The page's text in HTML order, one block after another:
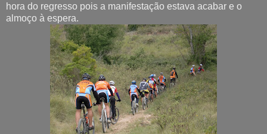
hora do regresso pois a manifestação estava acabar e o
almoço à espera.